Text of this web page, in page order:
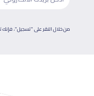
من خلال النقر على "تسجيل"،